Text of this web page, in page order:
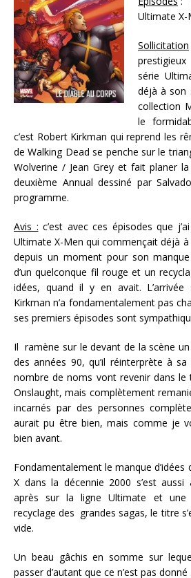
Ultimate X-
Sollicitation
série
déjà à son
collection
le
c’est Robert Kirkman qui reprend les
de Walking Dead se penche sur le
Wolverine / Jean Grey et fait planer
deuxième Annual dessiné par
programme.
Avis : c’est avec ces épisodes que
Ultimate X-Men qui commençait déjà
depuis un moment pour son
d’un quelconque fil rouge et un
idées, quand il y en avait.
Kirkman n’a fondamentalement pas
ses premiers épisodes sont
Il ramène sur le devant de la scène un
des années 90, qu’il réinterprète à
nombre de noms vont revenir dans le
Onslaught, mais complètement
incarnés par des personnes
aurait pu être bien, mais comme je
bien avant.
Fondamentalement le manque d’idées
X dans la décennie 2000 s’est
après sur la ligne Ultimate et une
recyclage des grandes sagas, le titre
vide.
Un beau gâchis en somme sur
passer d’autant que ce n’est pas